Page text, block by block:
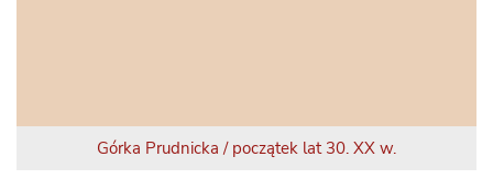
Górka Prudnicka / początek lat 30. XX w.